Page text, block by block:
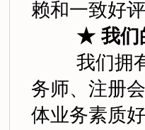
赖和一致好
★ 我们
我们拥
务师、注册
体业务素质